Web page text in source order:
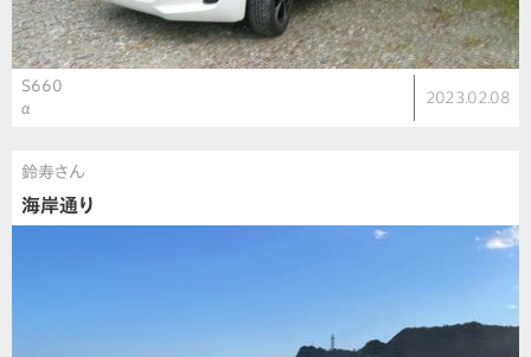
S660
α
2023.02.08
鈴寿さん
海岸通り